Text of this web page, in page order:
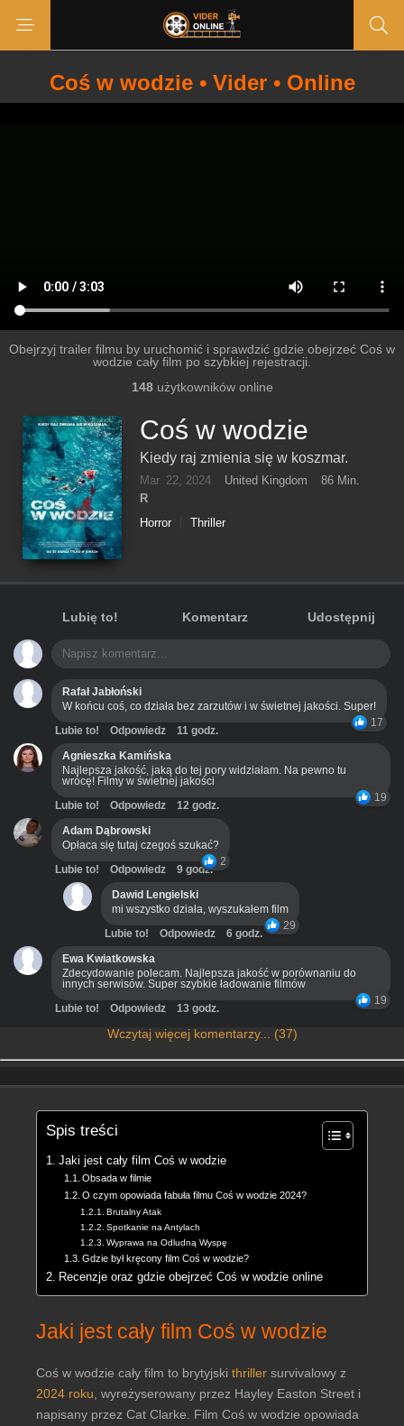
Coś w wodzie • Vider • Online
Obejrzyj trailer filmu by uruchomić i sprawdzić gdzie obejrzeć Coś w
wodzie cały film po szybkiej rejestracji.
148użytkowników online
Coś w wodzie
Kiedy raj zmienia się w koszmar.
Mar. 22, 2024 United Kingdom
86 Min.
R
Horror
Thriller
Lubię to! Komentarz Udostępnij
Rafał Jabłoński
W końcu coś, co działa bez zarzutów i w świetnej jakości. Super!
17
Lubie to! Odpowiedz
11 godz.
Agnieszka Kamińska
Najlepsza jakość, jaką do tej pory widziałam. Na pewno tu
wrócę! Filmy w świetnej jakości
19
Lubie to! Odpowiedz
12 godz.
Adam Dąbrowski
Opłaca się tutaj czegoś szukać?
2
Lubie to! Odpowiedz
9 godz.
Dawid Lengielski
mi wszystko działa, wyszukałem film
29
Lubie to! Odpowiedz
6 godz.
Ewa Kwiatkowska
Zdecydowanie polecam. Najlepsza jakość w porównaniu do
innych serwisów. Super szybkie ładowanie filmów
19
Lubie to! Odpowiedz 13 godz.
Wczytaj więcej komentarzy... (37)
Spis treści
Jaki jest cały film Coś w wodzie
Obsada w filmie
O czym opowiada fabuła filmu Coś w wodzie 2024?
Brutalny Atak
Spotkanie na Antylach
Wyprawa na Odludną Wyspę
Gdzie był kręcony film Coś w wodzie?
Recenzje oraz gdzie obejrzeć Coś w wodzie online
Jaki jest cały film Coś w wodzie
Coś w wodzie cały film to brytyjski thriller survivalowy z
2024 roku , wyreżyserowany przez Hayley Easton Street i
napisany przez Cat Clarke. Film Coś w wodzie opowiada